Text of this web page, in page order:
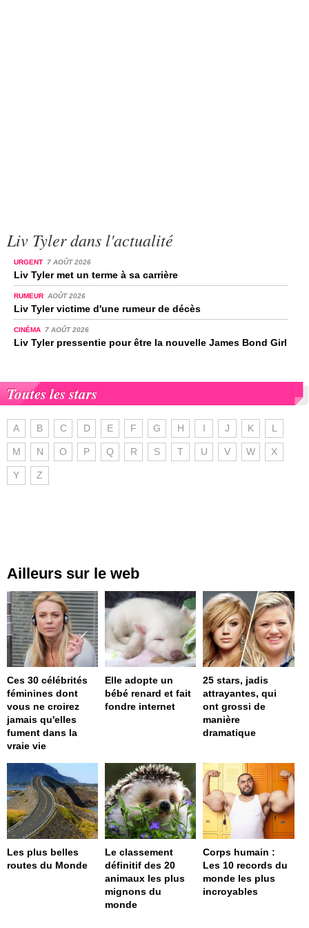
Liv Tyler dans l'actualité
URGENT 7 AOÛT 2026
Liv Tyler met un terme à sa carrière
RUMEUR AOÛT 2026
Liv Tyler victime d'une rumeur de décès
CINÉMA 7 AOÛT 2026
Liv Tyler pressentie pour être la nouvelle James Bond Girl
Toutes les stars
A B C D E F G H I J K L
M N O P Q R S T U V W X
Y Z
Ailleurs sur le web
Ces 30 célébrités
féminines dont
vous ne croirez
jamais qu'elles
fument dans la
vraie vie
Elle adopte un
bébé renard et fait
fondre internet
25 stars, jadis
attrayantes, qui
ont grossi de
manière
dramatique
Les plus belles
routes du Monde
Le classement
définitif des 20
animaux les plus
mignons du
monde
Corps humain :
Les 10 records du
monde les plus
incroyables